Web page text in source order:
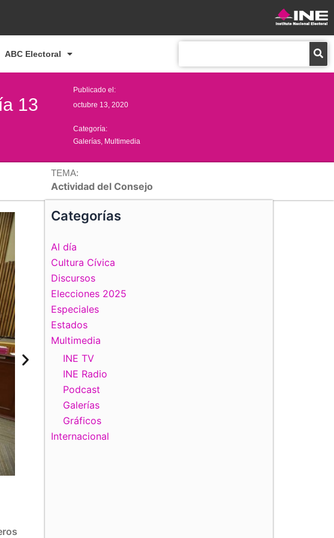
ABC Electoral
13
Publicado el:
octubre 13, 2020
Categoría:
Galerías Multimedia
TEMA:
Actividad del Consejo
Categorías
Al día
Cultura Cívica
Discursos
Elecciones 2025
Especiales
Estados
Multimedia
INE TV
INE Radio
Podcast
Galerías
Gráficos
Internacional